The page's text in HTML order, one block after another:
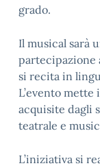
grado.
Il musical sarà
partecipazione
si recita in
L’evento
acquisite dagli
teatrale e
L’iniziativa si